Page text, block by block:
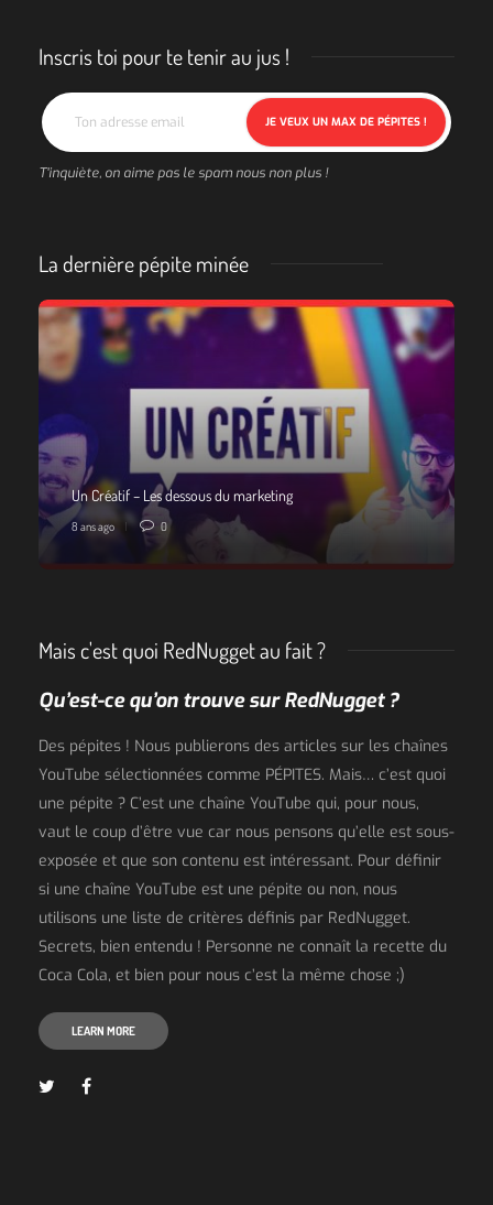
Inscris toi pour te tenir au jus !
T'inquiète, on aime pas le spam nous non plus !
La dernière pépite minée
Un Créatif – Les dessous du marketing
8 ans ago 0
Mais c'est quoi RedNugget au fait ?
Qu’est-ce qu’on trouve sur RedNugget ?
Des pépites ! Nous publierons des articles sur les chaînes
YouTube sélectionnées comme PÉPITES. Mais… c’est quoi
une pépite ? C’est une chaîne YouTube qui, pour nous,
vaut le coup d’être vue car nous pensons qu’elle est sous-
exposée et que son contenu est intéressant. Pour définir
si une chaîne YouTube est une pépite ou non, nous
utilisons une liste de critères définis par RedNugget.
Secrets, bien entendu ! Personne ne connaît la recette du
Coca Cola, et bien pour nous c’est la même chose ;)
LEARN MORE